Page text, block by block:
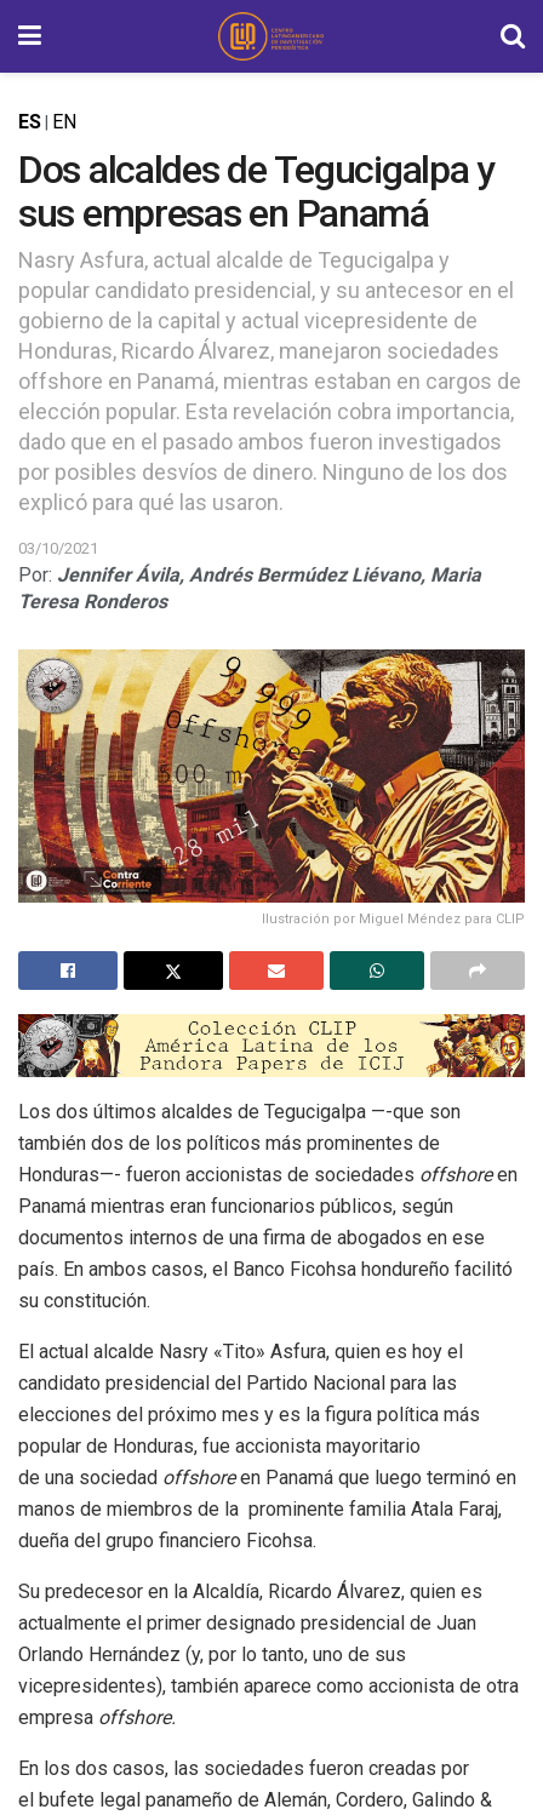
ES EN
Dos alcaldes de Tegucigalpa y
sus empresas en Panamá
Nasry Asfura, actual alcalde de Tegucigalpa y
popular candidato presidencial, y su antecesor en el
gobierno de la capital y actual vicepresidente de
Honduras, Ricardo Álvarez, manejaron sociedades
offshore en Panamá, mientras estaban en cargos de
elección popular. Esta revelación cobra importancia,
dado que en el pasado ambos fueron investigados
por posibles desvíos de dinero. Ninguno de los dos
explicó para qué las usaron.
03/10/2021
Por: Jennifer Ávila, Andrés Bermúdez Liévano, Maria
Teresa Ronderos
Ilustración por Miguel Méndez para CLIP
Los dos últimos alcaldes de Tegucigalpa —-que son
también dos de los políticos más prominentes de
Honduras—- fueron accionistas de sociedades offshoreen
Panamá mientras eran funcionarios públicos, según
documentos internos de una firma de abogados en ese
país. En ambos casos, el Banco Ficohsa hondureño facilitó
su constitución.
El actual alcalde Nasry «Tito» Asfura, quien es hoy el
candidato presidencial del Partido Nacional para las
elecciones del próximo mes y es la figura política más
popular de Honduras, fue accionista mayoritario
de una sociedad offshoreen Panamá que luego terminó en
manos de miembros de la prominente familia Atala Faraj,
dueña del grupo financiero Ficohsa.
Su predecesor en la Alcaldía, Ricardo Álvarez, quien es
actualmente el primer designado presidencial de Juan
Orlando Hernández (y, por lo tanto, uno de sus
vicepresidentes), también aparece como accionista de otra
empresa offshore.
En los dos casos, las sociedades fueron creadas por
el bufete legal panameño de Alemán, Cordero, Galindo &